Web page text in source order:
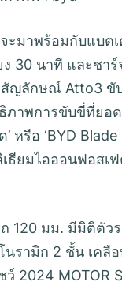
มาพร้อมกับแบต
ง 30 นาที และชา
ญลักษณ์ Atto3
พการขับขี่ที่ยอด
หรือ ‘BYD
ธียมไอออนฟอส
120 มม. มีมิติตั
รามิก 2 ชั้น เค
2024 MOTOR